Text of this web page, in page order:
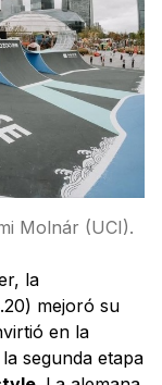
Molnár (UCI).
la
mejoró su
en la
segunda etapa